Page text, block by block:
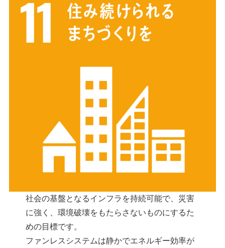
社会の基盤となるインフラを持続可能で、災害
に強く、環境破壊をもたらさないものにするた
めの目標です。
ファンレスシステムは静かでエネルギー効率が